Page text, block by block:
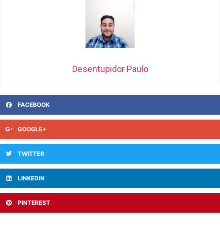
Desentupidor Paulo
FACEBOOK
GOOGLE+
TWITTER
LINKEDIN
PINTEREST